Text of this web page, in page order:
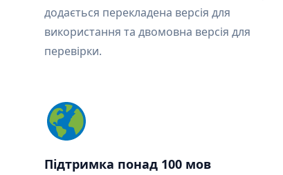
додається перекладена версія для
використання та двомовна версія для
перевірки.
Підтримка понад 100 мов